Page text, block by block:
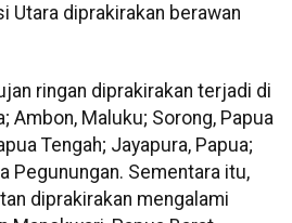
Utara diprakirakan berawan
ringan diprakirakan terjadi di
Ambon, Maluku; Sorong, Papua
Tengah; Jayapura, Papua;
Pegunungan. Sementara itu,
diprakirakan mengalami